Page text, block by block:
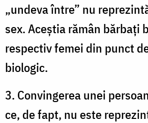
„undeva între” nu
sex. Aceștia rămân bărbați
respectiv femei din punct
biologic.
3. Convingerea unei
ce, de fapt, nu este